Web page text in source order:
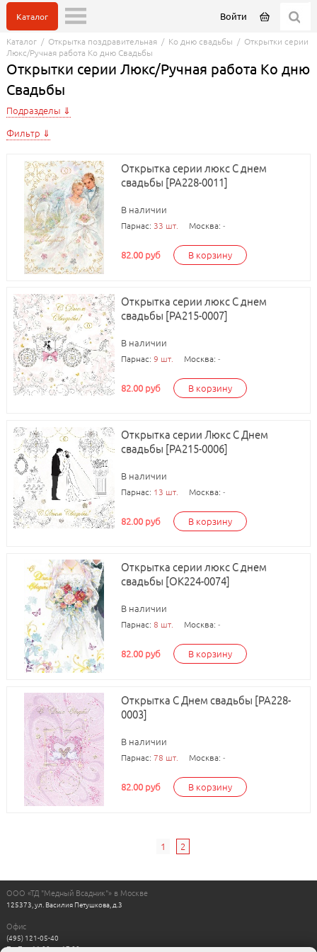
Войти
Каталог
Каталог/ Открытка поздравительная/ Ко дню свадьбы / Открытки серии
Люкс/Ручная работа Ко дню Свадьбы
Открытки серии Люкс/Ручная работа Ко дню
Свадьбы
Подразделы
Фильтр
Открытка серии люкс С днем
свадьбы [РА228-0011]
В наличии
Парнас: 33 шт. Москва: -
82.00 руб В корзину
Открытка серии люкс С днем
свадьбы [РА215-0007]
В наличии
Парнас: 9 шт. Москва: -
82.00 руб В корзину
Открытка серии Люкс С Днем
свадьбы [РА215-0006]
В наличии
Парнас: 13 шт. Москва: -
82.00 руб В корзину
Открытка серии люкс С днем
свадьбы [ОК224-0074]
В наличии
Парнас: 8 шт. Москва: -
82.00 руб В корзину
Открытка С Днем свадьбы [РА228-
0003]
В наличии
Парнас: 78 шт. Москва: -
82.00 руб В корзину
1 2
ООО «ТД "Медный Всадник"» в Москве
125373, ул. Василия Петушкова, д.3
Офис
(495) 121-05-40
Пн-Пт с 11:00 до 17:00